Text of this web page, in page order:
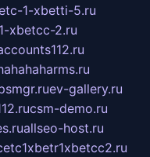
1-xbetti-5.ru
xbetcc-2.ru
ev-gallery.ru
csm-demo.ru
allseo-host.ru